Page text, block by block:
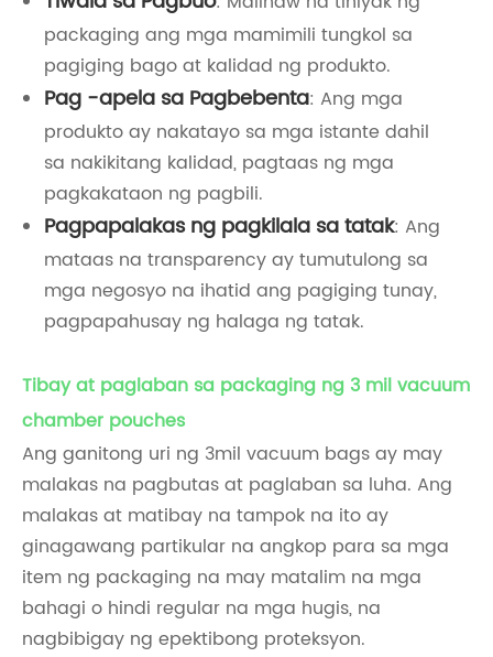
packaging ang mga mamimili tungkol sa
pagiging bago at kalidad ng produkto.
Pag -apela sa Pagbebenta: Ang mga
produkto ay nakatayo sa mga istante dahil
sa nakikitang kalidad, pagtaas ng mga
pagkakataon ng pagbili.
Pagpapalakas ng pagkilala sa tatak: Ang
mataas na transparency ay tumutulong sa
mga negosyo na ihatid ang pagiging tunay,
pagpapahusay ng halaga ng tatak.
Tibay at paglaban sa packaging ng 3 mil vacuum
chamber pouches
Ang ganitong uri ng 3mil vacuum bags ay may
malakas na pagbutas at paglaban sa luha. Ang
malakas at matibay na tampok na ito ay
ginagawang partikular na angkop para sa mga
item ng packaging na may matalim na mga
bahagi o hindi regular na mga hugis, na
nagbibigay ng epektibong proteksyon.